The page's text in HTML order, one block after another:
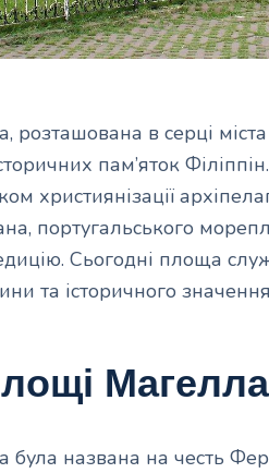
в серці
пам’яток
християнізації
португальського
Сьогодні площа
та історичного
названа на честь